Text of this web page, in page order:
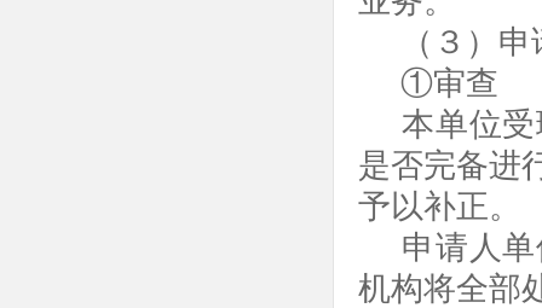
（３）
①审查
本单位
是否完备进
予以补正。
申请人
机构将全部